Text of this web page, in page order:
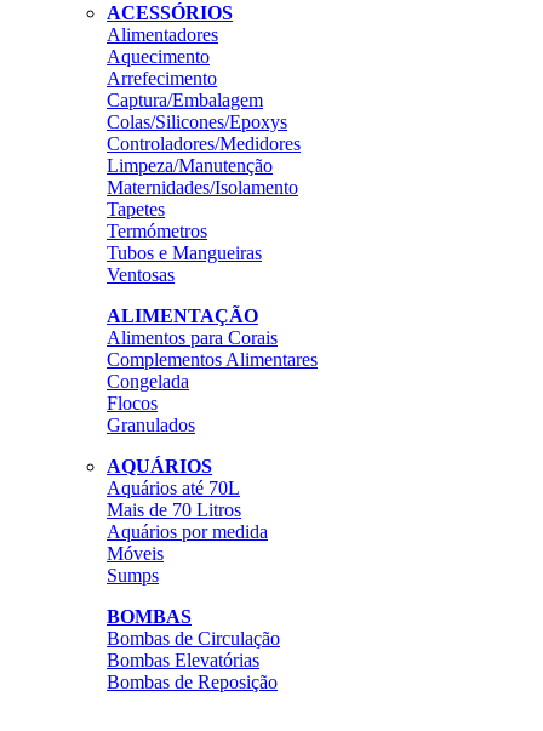
ACESSÓRIOS
Alimentadores
Aquecimento
Arrefecimento
Captura/Embalagem
Colas/Silicones/Epoxys
Controladores/Medidores
Limpeza/Manutenção
Maternidades/Isolamento
Tapetes
Termómetros
Tubos e Mangueiras
Ventosas
ALIMENTAÇÃO
Alimentos para Corais
Complementos Alimentares
Congelada
Flocos
Granulados
AQUÁRIOS
Aquários até 70L
Mais de 70 Litros
Aquários por medida
Móveis
Sumps
BOMBAS
Bombas de Circulação
Bombas Elevatórias
Bombas de Reposição